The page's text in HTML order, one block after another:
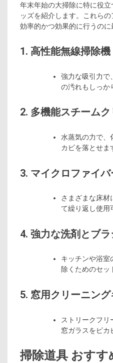
年末年始の大掃除に特に役
ッズを紹介します。これら
効率的かつ効果的に行うのに
1. 高性能無線掃除機
強力な吸引力で
の汚れもしっか
2. 多機能スチーム
水蒸気の力で、
カビを落とせま
3. マイクロファイ
さまざまな床材
て繰り返し使用
4. 強力な洗剤とブラ
キッチンや浴室
除くためのセッ
5. 窓用クリーニング
ストリークフリ
窓ガラスをピカ
掃除道具 おすす